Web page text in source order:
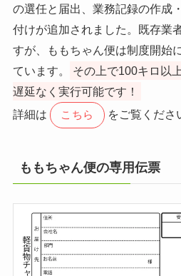
の選任と届出、業務記録の作成
付けが追加されました。既存業
すが、ももちゃん便は制度開始
ています。
その上で100キロ以
遅延なく実行可能です！
詳細は
こちら をご覧くださ
ももちゃん便の専用伝票